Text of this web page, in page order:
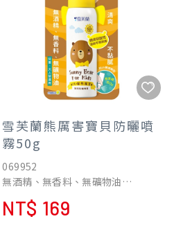
雪芙蘭熊厲害寶貝防曬噴
霧50g
069952
無酒精、無香料、無礦物油
保護肌膚預防曬黑曬傷
達到英國Boots Star Rating
NT$ 169